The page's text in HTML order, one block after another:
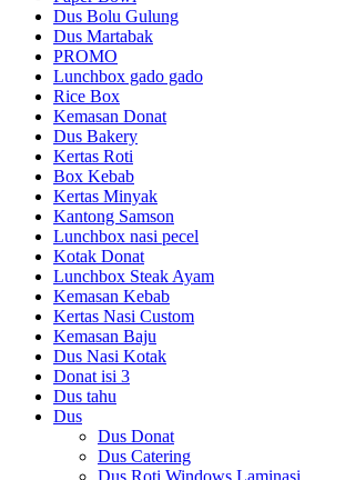
Dus Bolu Gulung
Dus Martabak
PROMO
Lunchbox gado gado
Rice Box
Kemasan Donat
Dus Bakery
Kertas Roti
Box Kebab
Kertas Minyak
Kantong Samson
Lunchbox nasi pecel
Kotak Donat
Lunchbox Steak Ayam
Kemasan Kebab
Kertas Nasi Custom
Kemasan Baju
Dus Nasi Kotak
Donat isi 3
Dus tahu
Dus
Dus Donat
Dus Catering
Dus Roti Windows Laminasi